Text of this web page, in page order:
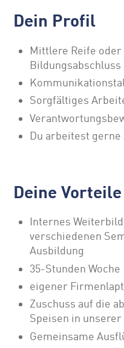
Dein Profil
Mittlere Reife
Bildungsabschluss
Sorgfältiges
Du arbeitest gerne
Deine Vorteile
Internes
verschiedenen
Ausbildung
35-Stunden Woche
eigener
Zuschuss auf die
Speisen in
Gemeinsame